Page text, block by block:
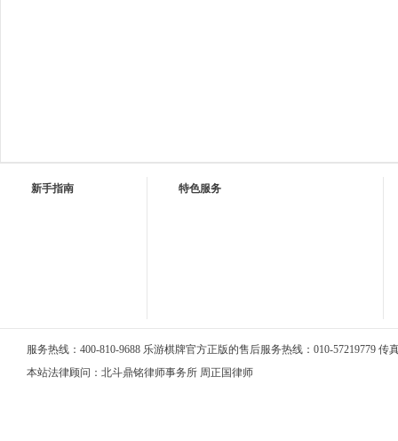
新手指南 特色服务
服务热线：400-810-9688 乐游棋牌官方正版的售后服务热线：010-57219779 传
本站法律顾问：北斗鼎铭律师事务所 周正国律师